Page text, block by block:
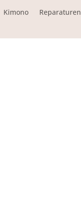
Kimono Reparaturen